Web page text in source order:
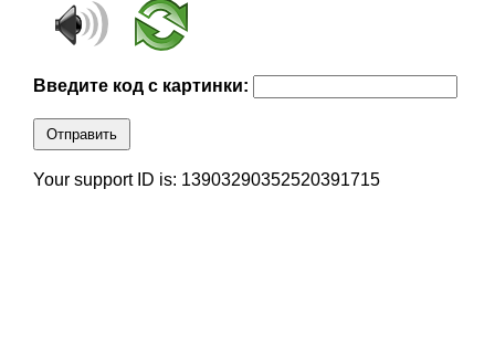
Введите код с картинки:
Отправить
Your support ID is: 13903290352520391715